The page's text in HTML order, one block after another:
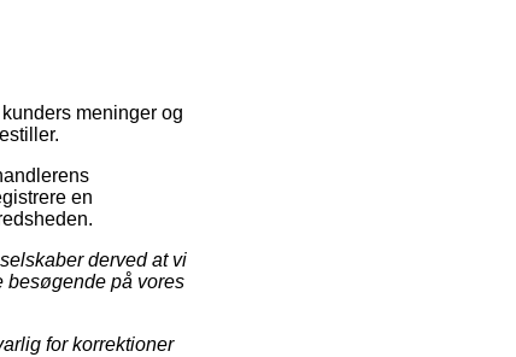
meninger og
en
derved at vi
besøgende på vores
for korrektioner